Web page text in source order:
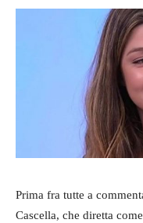
Prima fra tutte a
Cascella, che diretta